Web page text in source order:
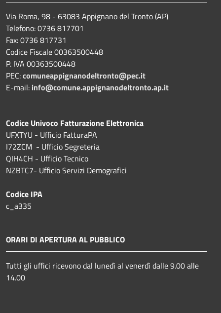
Via Roma, 98 - 63083 Appignano del Tronto (AP)
Telefono: 0736 817701
Fax: 0736 817731
Codice Fiscale 00363500448
P. IVA 00363500448
PEC:comuneappignanodeltronto@pec.it
E-mail: info@comune.appignanodeltronto.ap.it
Codice Univoco Fatturazione Elettronica
UFXTYU - Ufficio FatturaPA
I72ZCM - Ufficio Segreteria
QIH4CH - Ufficio Tecnico
NZBTC7- Ufficio Servizi Demografici
Codice IPA
c_a335
ORARI DI APERTURA AL PUBBLICO
Tutti gli uffici ricevono dal lunedì al venerdì dalle 9.00 alle
14.00